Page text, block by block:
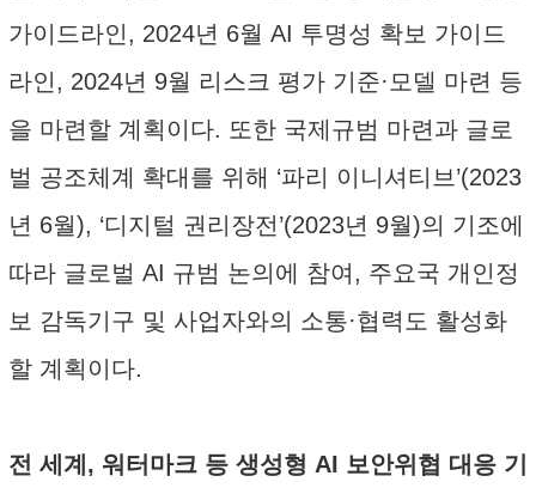
가이드라인, 2024년 6월 AI 투명성 확보 가이드
라인, 2024년 9월 리스크 평가 기준·모델 마련 등
을 마련할 계획이다. 또한 국제규범 마련과 글로
벌 공조체계 확대를 위해 ‘파리 이니셔티브’(2023
년 6월), ‘디지털 권리장전’(2023년 9월)의 기조에
따라 글로벌 AI 규범 논의에 참여, 주요국 개인정
보 감독기구 및 사업자와의 소통·협력도 활성화
할 계획이다.
전 세계, 워터마크 등 생성형 AI 보안위협 대응 기